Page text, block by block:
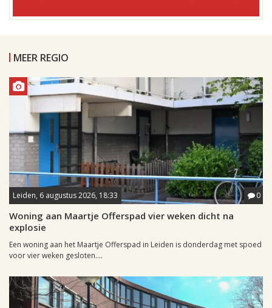
MEER REGIO
Leiden, 6 augustus 2026, 18:33 0
Woning aan Maartje Offerspad vier weken dicht na
explosie
Een woning aan het Maartje Offerspad in Leiden is donderdag met spoed
voor vier weken gesloten....